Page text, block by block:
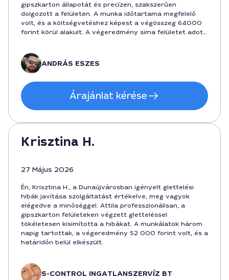
gipszkarton állapotát és precízen, szakszerűen
dolgozott a felületen. A munka időtartama megfelelő
volt, és a költségvetéshez képest a végösszeg 64000
forint körül alakult. A végeredmény sima felületet adott,
vagyunk és szívesen ajánljuk másoknak a szolgáltatását
Dunaújvárosban a glettelési hibák javítására.
ANDRÁS ESZES
Árajánlat kérése
Krisztina H.
27 Május 2026
Én, Krisztina H., a Dunaújvárosban igényelt glettelési
hibák javítása szolgáltatást értékelve, meg vagyok
elégedve a minőséggel. Attila professzionálisan, a
gipszkarton felületeken végzett gletteléssel
tökéletesen kisimította a hibákat. A munkálatok három
napig tartottak, a végeredmény 52 000 forint volt, és a
határidőn belül elkészült.
S-CONTROL INGATLANSZERVÍZ BT